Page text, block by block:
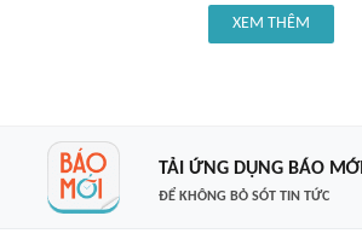
XEM THÊM
TẢI ỨNG DỤNG BÁO MỚI
ĐỂ KHÔNG BỎ SÓT TIN TỨC